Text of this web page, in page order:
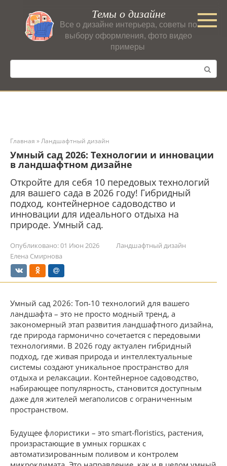
контенту
Темы о дизайне
Все о дизайне интерьера, советы по
выбору оформления, фото видео
примеры
Поиск:
Главная »Ландшафтный дизайн
Умный сад 2026: Технологии и инновации
в ландшафтном дизайне
Откройте для себя 10 передовых технологий
для вашего сада в 2026 году! Гибридный
подход, контейнерное садоводство и
инновации для идеального отдыха на
природе. Умный сад.
Опубликовано:01 Июн 2026
Ландшафтный дизайн
Елена Смирнова
Умный сад 2026: Топ-10 технологий для вашего
ландшафта – это не просто модный тренд, а
закономерный этап развития ландшафтного дизайна,
где природа гармонично сочетается с передовыми
технологиями. В 2026 году актуален гибридный
подход, где живая природа и интеллектуальные
системы создают уникальное пространство для
отдыха и релаксации. Контейнерное садоводство,
набирающее популярность, становится доступным
даже для жителей мегаполисов с ограниченным
пространством.
Будущее флористики – это smart-floristics, растения,
произрастающие в умных горшках с
автоматизированным поливом и контролем